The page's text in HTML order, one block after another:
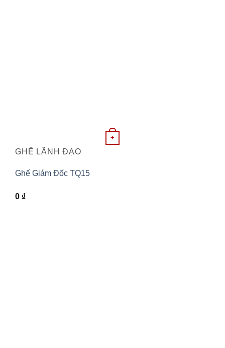
+
GHẾ LÃNH ĐẠO
Ghế Giám Đốc TQ15
0 ₫